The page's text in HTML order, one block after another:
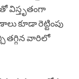
విస్తృతంగా
కూడా రెట్టింపు
తగ్గిన వారిలో